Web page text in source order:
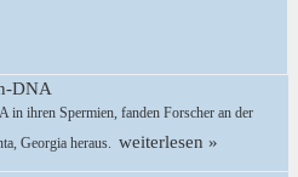
DNA
in ihren Spermien, fanden Forscher an der
Georgia heraus. weiterlesen »